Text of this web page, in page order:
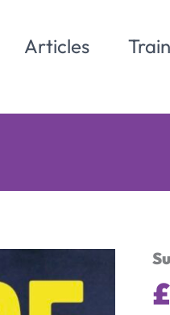
Articles
£